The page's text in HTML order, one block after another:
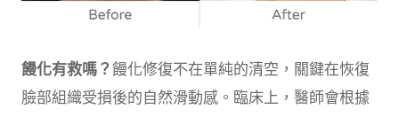
饅化有救嗎？饅化修復不在單純的清空，關鍵在恢復
臉部組織受損後的自然滑動感。臨床上，醫師會根據